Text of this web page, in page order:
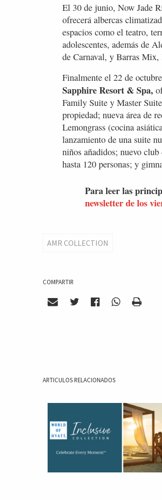
El 30 de junio, Now Jade
ofrecerá albercas
espacios como el teatro,
adolescentes, además de
de Carnaval, y Barras
Finalmente el 22 de
Sapphire Resort & Spa,
Family Suite y Master
propiedad; nueva área de
Lemongrass (cocina
lanzamiento de una suite
niños añadidos; nuevo
hasta 120 personas; y
Para leer las
newsletter de los
AMR COLLECTION
COMPARTIR
ARTICULOS RELACIONADOS